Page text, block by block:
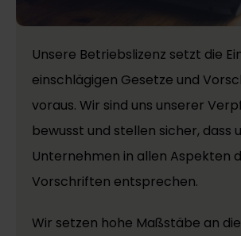
Unsere Betriebslizenz setzt die
einschlägigen Gesetze und
voraus. Wir sind uns unserer
bewusst und stellen sicher, dass
Unternehmen in allen Aspekten
Vorschriften entsprechen.
Wir setzen hohe Maßstäbe an die